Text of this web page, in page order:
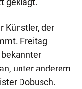
geklagt.
Künstler, der
Freitag
unter anderem
Dobusch.